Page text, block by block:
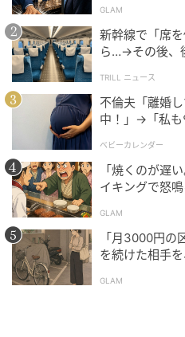
GLAM
新幹線で「席
ら…→その後、
TRILL ニュース
不倫夫「離婚
中！」→「私
ベビーカレンダー
「焼くのが遅
イキングで怒
GLAM
「月3000円の
を続けた相手
GLAM